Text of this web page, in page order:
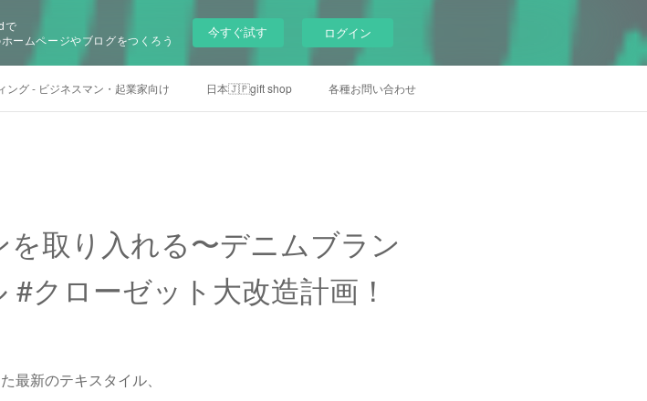
で
ームページやブログをつくろう
今すぐ試す ログイン
ング - ビジネスマン・起業家向け 日本🇯🇵gift shop 各種お問い合わせ
取り入れる〜デニムブラン
クローゼット大改造計画！
最新のテキスタイル、